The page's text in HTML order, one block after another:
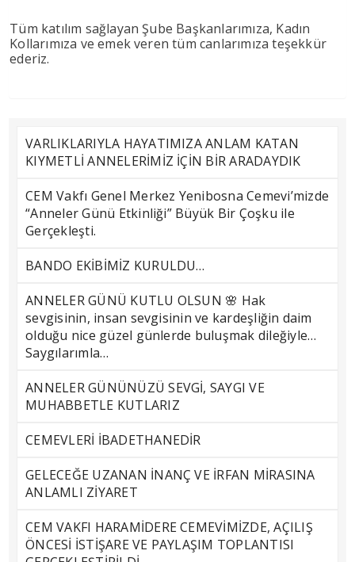
Tüm katılım sağlayan Şube Başkanlarımıza, Kadın
Kollarımıza ve emek veren tüm canlarımıza teşekkür
ederiz.
VARLIKLARIYLA HAYATIMIZA ANLAM KATAN
KIYMETLİ ANNELERİMİZ İÇİN BİR ARADAYDIK
CEM Vakfı Genel Merkez Yenibosna Cemevi’mizde
“Anneler Günü Etkinliği” Büyük Bir Çoşku ile
Gerçekleşti.
BANDO EKİBİMİZ KURULDU…
ANNELER GÜNÜ KUTLU OLSUN 🌸 Hak
sevgisinin, insan sevgisinin ve kardeşliğin daim
olduğu nice güzel günlerde buluşmak dileğiyle…
Saygılarımla…
ANNELER GÜNÜNÜZÜ SEVGİ, SAYGI VE
MUHABBETLE KUTLARIZ
CEMEVLERİ İBADETHANEDİR
GELECEĞE UZANAN İNANÇ VE İRFAN MİRASINA
ANLAMLI ZİYARET
CEM VAKFI HARAMİDERE CEMEVİMİZDE, AÇILIŞ
ÖNCESİ İSTİŞARE VE PAYLAŞIM TOPLANTISI